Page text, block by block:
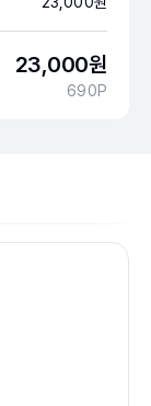
23,000원
690P